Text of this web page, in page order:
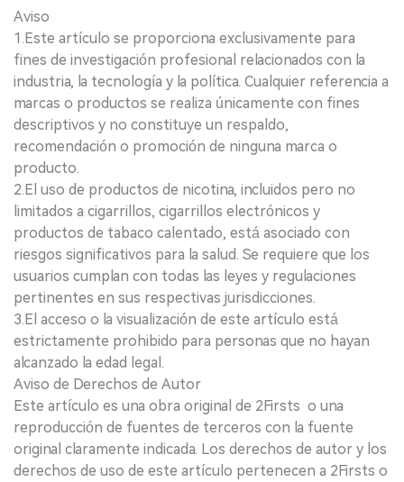
Aviso
1.Este artículo se proporciona exclusivamente para
fines de investigación profesional relacionados con la
industria, la tecnología y la política. Cualquier referencia a
marcas o productos se realiza únicamente con fines
descriptivos y no constituye un respaldo,
recomendación o promoción de ninguna marca o
producto.
2.El uso de productos de nicotina, incluidos pero no
limitados a cigarrillos, cigarrillos electrónicos y
productos de tabaco calentado, está asociado con
riesgos significativos para la salud. Se requiere que los
usuarios cumplan con todas las leyes y regulaciones
pertinentes en sus respectivas jurisdicciones.
3.El acceso o la visualización de este artículo está
estrictamente prohibido para personas que no hayan
alcanzado la edad legal.
Aviso de Derechos de Autor
Este artículo es una obra original de 2Firsts o una
reproducción de fuentes de terceros con la fuente
original claramente indicada. Los derechos de autor y los
derechos de uso de este artículo pertenecen a 2Firsts o